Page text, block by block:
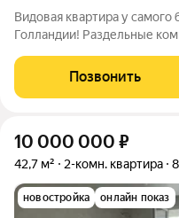
Видовая квартира у самого
Голландии! Раздельные комнаты комфорт для всей семьи
Просторный балкон с приятным видом Не
Тихие и
Позвонить
10 000 000 ₽
42,7 м² 2-комн. квартира
новостройка онлайн показ